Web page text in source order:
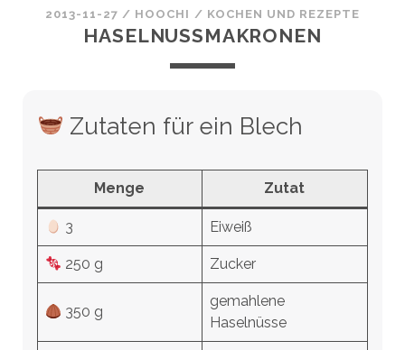
2013-11-27 / HOOCHI / KOCHEN UND REZEPTE
HASELNUSSMAKRONEN
Zutaten für ein Blech
Menge Zutat
3 Eiweiß
250 g Zucker
350 g
gemahlene
Haselnüsse